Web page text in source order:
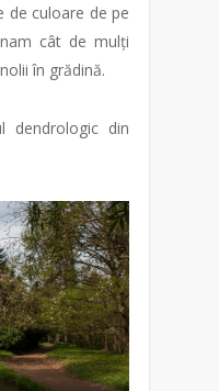
de culoare de pe
cât de mulți
în grădină.
dendrologic din